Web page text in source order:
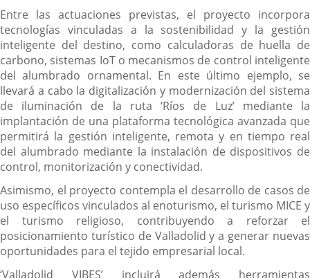
Entre las actuaciones previstas, el proyecto incorpora
tecnologías vinculadas a la sostenibilidad y la gestión
inteligente del destino, como calculadoras de huella de
carbono, sistemas IoT o mecanismos de control inteligente
del alumbrado ornamental. En este último ejemplo, se
llevará a cabo la digitalización y modernización del sistema
de iluminación de la ruta ‘Ríos de Luz’ mediante la
implantación de una plataforma tecnológica avanzada que
permitirá la gestión inteligente, remota y en tiempo real
del alumbrado mediante la instalación de dispositivos de
control, monitorización y conectividad.
Asimismo, el proyecto contempla el desarrollo de casos de
uso específicos vinculados al enoturismo, el turismo MICE y
el turismo religioso, contribuyendo a reforzar el
posicionamiento turístico de Valladolid y a generar nuevas
oportunidades para el tejido empresarial local.
‘Valladolid VIBES’ incluirá además herramientas